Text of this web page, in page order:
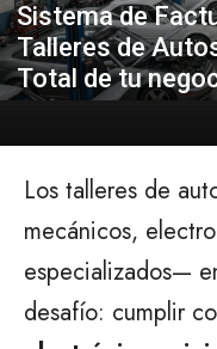
Sistema de
Talleres de
Total de tu
Los talleres de
mecánicos,
especializados—
desafío: cumplir